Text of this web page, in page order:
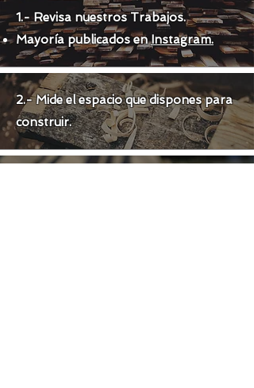
1.- Revisa nuestros Trabajos.
Mayoría publicados enInstagram.
2.- Mide el espacio que dispones para
construir.